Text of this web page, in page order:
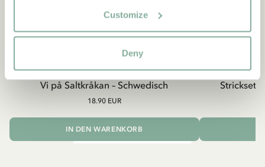
Customize
Deny
Vi på Saltkråkan – Schwedisch
SALTKROKAN
18.90 EUR
IN DEN WARENKORB
Strickset